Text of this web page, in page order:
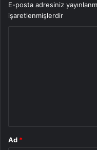
E-posta adresiniz
işaretlenmişlerdir
Ad *